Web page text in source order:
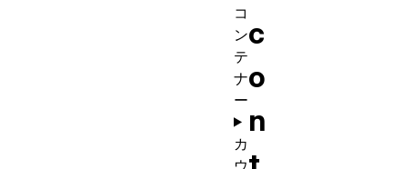
c
o
n
コ
ン
テ
ナ
ー
カ
ウ